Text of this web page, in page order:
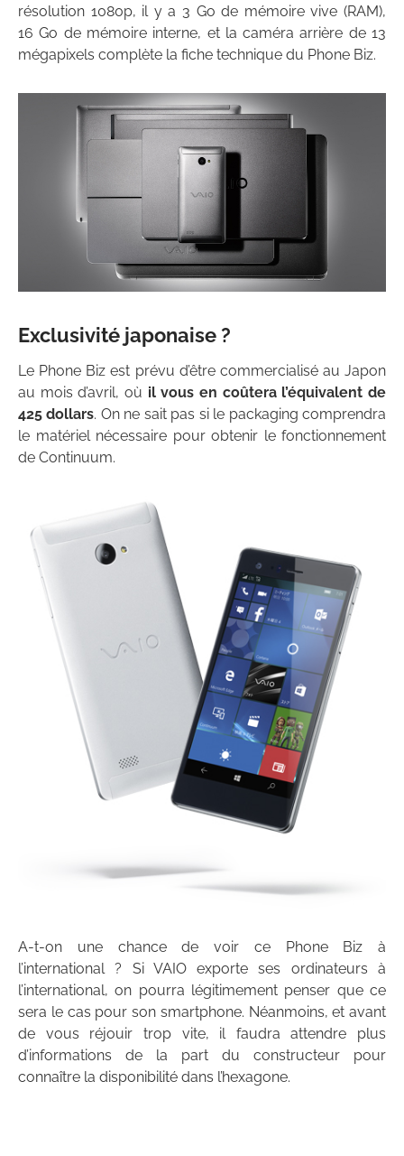
résolution 1080p, il y a 3 Go de mémoire vive (RAM),
16 Go de mémoire interne, et la caméra arrière de 13
mégapixels complète la fiche technique du Phone Biz.
Exclusivité japonaise ?
Le Phone Biz est prévu d’être commercialisé au Japon
au mois d’avril, où il vous en coûtera l’équivalent de
425 dollars. On ne sait pas si le packaging comprendra
le matériel nécessaire pour obtenir le fonctionnement
de Continuum.
A-t-on une chance de voir ce Phone Biz à
l’international ? Si VAIO exporte ses ordinateurs à
l’international, on pourra légitimement penser que ce
sera le cas pour son smartphone. Néanmoins, et avant
de vous réjouir trop vite, il faudra attendre plus
d’informations de la part du constructeur pour
connaître la disponibilité dans l’hexagone.